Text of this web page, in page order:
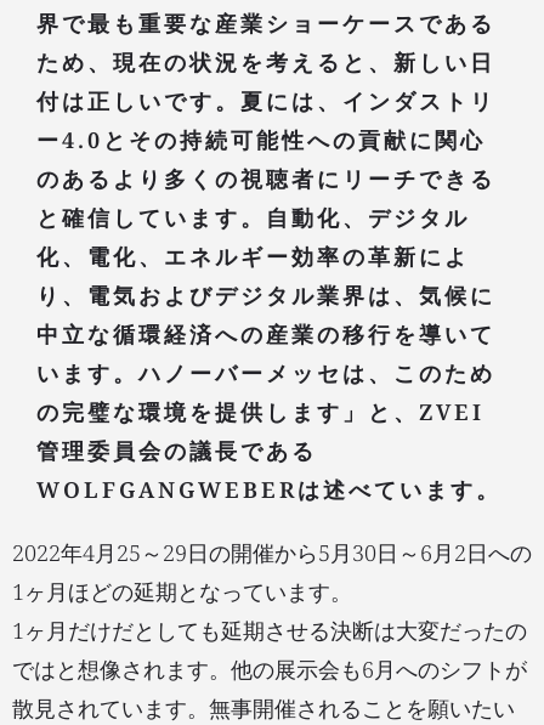
界で最も重要な産業ショーケースである
ため、現在の状況を考えると、新しい日
付は正しいです。夏には、インダストリ
ー4.0とその持続可能性への貢献に関心
のあるより多くの視聴者にリーチできる
と確信しています。自動化、デジタル
化、電化、エネルギー効率の革新によ
り、電気およびデジタル業界は、気候に
中立な循環経済への産業の移行を導いて
います。ハノーバーメッセは、このため
の完璧な環境を提供します」と、ZVEI
管理委員会の議長である
WOLFGANGWEBERは述べています。
2022年4月25～29日の開催から5月30日～6月2日への
1ヶ月ほどの延期となっています。
1ヶ月だけだとしても延期させる決断は大変だったの
ではと想像されます。他の展示会も6月へのシフトが
散見されています。無事開催されることを願いたい